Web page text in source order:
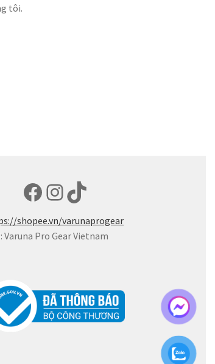
tôi.
Facebook
Instagram
TikTok
shopee.vn/varunaprogear
Varuna Pro Gear Vietnam